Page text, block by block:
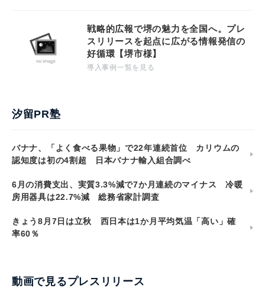
戦略的広報で堺の魅力を全国へ。プレ
スリリースを起点に広がる情報発信の
好循環【堺市様】
導入事例一覧を見る
汐留PR塾
バナナ、「よく食べる果物」で22年連続首位 カリウムの
認知度は初の4割超 日本バナナ輸入組合調べ
6月の消費支出、実質3.3%減で7か月連続のマイナス 冷暖
房用器具は22.7%減 総務省家計調査
きょう8月7日は立秋 西日本は1か月平均気温「高い」確
率60％
動画で見るプレスリリース